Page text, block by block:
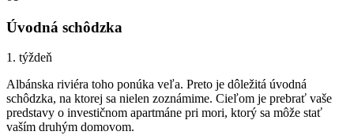
Úvodná schôdzka
1. týždeň
Albánska riviéra toho ponúka veľa. Preto je dôležitá úvodná
schôdzka, na ktorej sa nielen zoznámime. Cieľom je prebrať vaše
predstavy o investičnom apartmáne pri mori, ktorý sa môže stať
vaším druhým domovom.